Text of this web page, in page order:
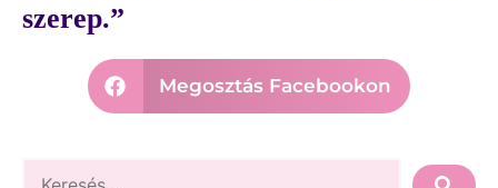
szerep.”
Megosztás Facebookon